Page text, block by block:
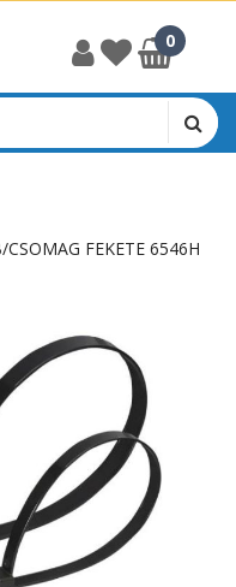
FEKETE 6546H